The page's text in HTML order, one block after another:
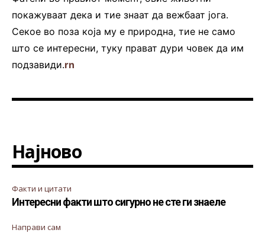
покажуваат дека и тие знаат да вежбаат јога.
Секое во поза која му е природна, тие не само
што се интересни, туку прават дури човек да им
подзавиди.rn
Најново
Факти и цитати
Интересни факти што сигурно не сте ги знаеле
Направи сам